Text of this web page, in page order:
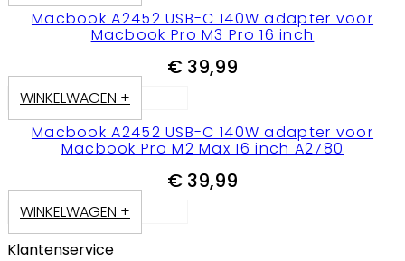
Macbook A2452 USB-C 140W adapter voor
Macbook Pro M3 Pro 16 inch
€ 39,99
WINKELWAGEN +
Macbook A2452 USB-C 140W adapter voor
Macbook Pro M2 Max 16 inch A2780
€ 39,99
WINKELWAGEN +
Klantenservice